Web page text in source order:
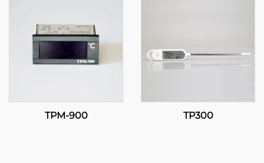
Коммерсиални
Приложения
TPM-900 TP300